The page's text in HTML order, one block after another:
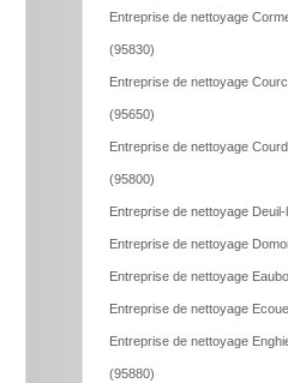
Entreprise de nettoyage
(95830)
Entreprise de nettoyage
(95650)
Entreprise de nettoyage
(95800)
Entreprise de nettoyage
Entreprise de nettoyage
Entreprise de nettoyage
Entreprise de nettoyage
Entreprise de nettoyage
(95880)